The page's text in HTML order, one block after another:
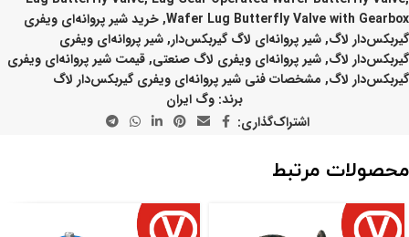
Wafer Lug Butterfly Valve with Gearbox
,خرید شیر پروانه‌ای ویفری
گیربکس‌دار لاگ,شیر پروانه‌ای لاگ گیربکس‌دار,شیر پروانه‌ای ویفری
گیربکس‌دار لاگ,شیر پروانه‌ای ویفری لاگ صنعتی,قیمت شیر پروانه‌ای ویفری
گیربکس‌دار لاگ, مشخصات فنی شیر پروانه‌ای ویفری گیربکس‌دار لاگ
برند: وگ ایران
اشتراک‌گذاری:
محصولات مرتبط